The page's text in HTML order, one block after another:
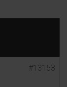
#13153